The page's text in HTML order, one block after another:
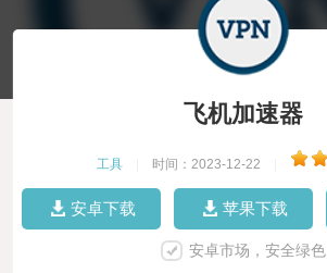
飞机加速器
工具 时间：2023-12-22
安卓下载 苹果下载
安卓市场，安全绿色